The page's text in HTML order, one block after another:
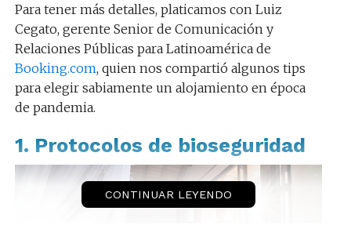
Para tener más detalles, platicamos con Luiz
Cegato, gerente Senior de Comunicación y
Relaciones Públicas para Latinoamérica de
Booking.com, quien nos compartió algunos tips
para elegir sabiamente un alojamiento en época
de pandemia.
1. Protocolos de bioseguridad
CONTINUAR LEYENDO